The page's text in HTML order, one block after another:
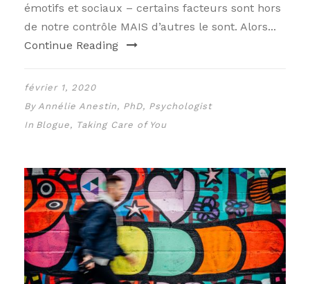
émotifs et sociaux – certains facteurs sont hors
de notre contrôle MAIS d’autres le sont. Alors...
Continue Reading
février 1, 2020
By Annélie Anestin, PhD, Psychologist
In Blogue, Taking Care of You